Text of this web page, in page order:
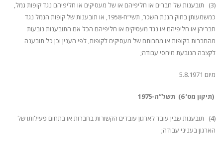
(3) תובענות של חברים או חליפיהם או של מעסיקים או חליפיהם נגד קופות גמל,
כמשמעותן בחוק הגנת השכר, תשי”ח-1958, או תובענות של קופות הגמל נגד
חבריהן או חליפיהם או נגד מעסיקים או חליפיהם הכל אם התובענות נובעות
מהחברות בקופות או מחבותם של מעסיקים לקופות, לפי הענין וכן כל תובענה
לקצבה הנובעת מיחסי עבודה;
מיום 5.8.1971
(תיקון מס’ 6) תשל”ה-1975
(4) תובענות שבין עובד לארגון עובדים הקשורות בחברות או בתחום פעילותו של
הארגון בעניני עבודה;